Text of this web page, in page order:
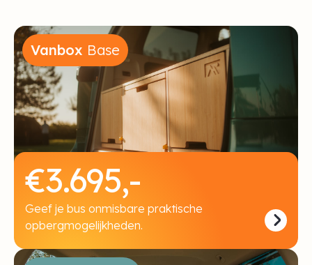
€3.695,-
Geef je bus onmisbare praktische
opbergmogelijkheden.
Vanbox Base